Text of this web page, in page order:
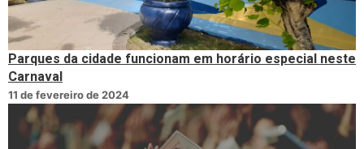
Parques da cidade funcionam em horário especial neste
Carnaval
11 de fevereiro de 2024